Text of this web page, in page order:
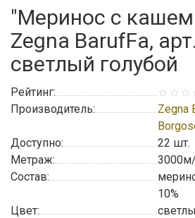
"Меринос с
Zegna BarufFa,
светлый голубой
Рейтинг:
Производитель:
Zegna
Доступно:
22 шт.
Метраж:
Состав:
10%
Цвет: